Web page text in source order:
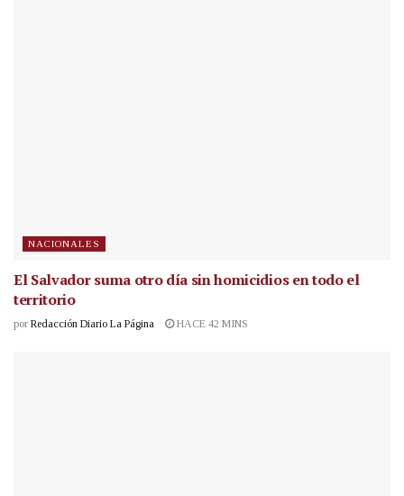
NACIONALES
El Salvador suma otro día sin homicidios en todo el
territorio
por Redacción Diario La Página HACE 42 MINS